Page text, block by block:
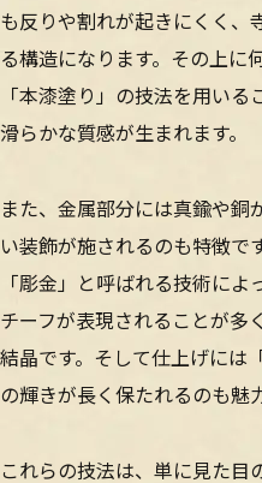
も反りや割れが起きにくく、
る構造になります。その上に
「本漆塗り」の技法を用い
滑らかな質感が生まれます。
また、金属部分には真鍮や
い装飾が施されるのも特徴で
「彫金」と呼ばれる技術に
チーフが表現されることが多
結晶です。そして仕上げには
の輝きが長く保たれるのも魅
これらの技法は、単に見た